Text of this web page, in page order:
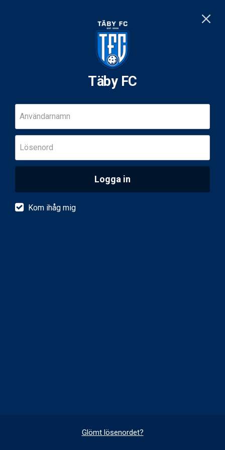
Täby FC
Användarnamn
Lösenord
Logga in
Kom ihåg mig
Glömt lösenordet?